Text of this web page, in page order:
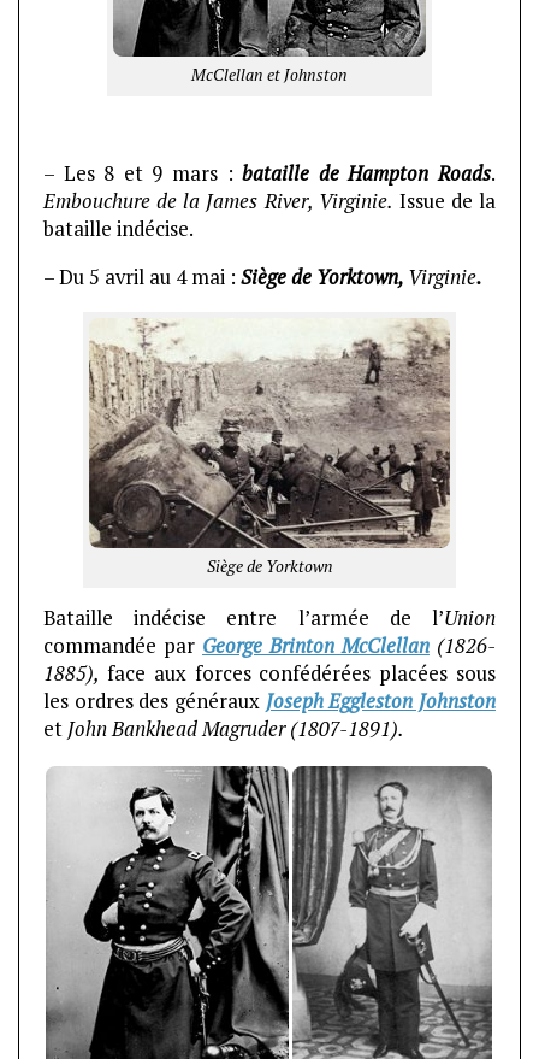
McClellan et Johnston
– Les 8 et 9 mars :bataille de Hampton Roads.
Embouchure de la James River, Virginie. Issue de la
bataille indécise.
– Du 5 avril au 4 mai :Siège de Yorktown, Virginie.
Siège de Yorktown
Bataille indécise entre l’armée de l’Union
commandée par George Brinton McClellan(1826-
1885), face aux forces confédérées placées sous
les ordres des généraux Joseph Eggleston Johnston
et John Bankhead Magruder (1807-1891).